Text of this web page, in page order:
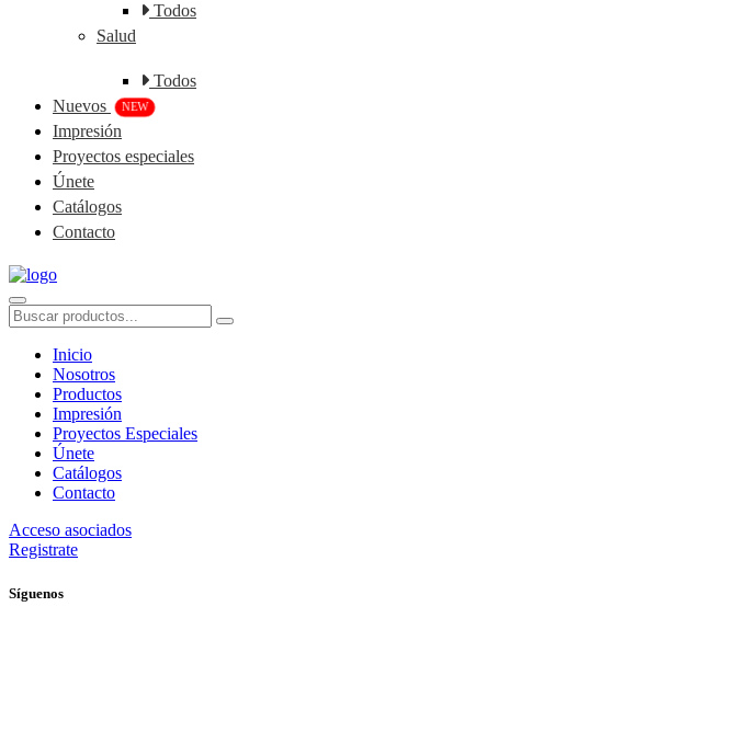
Todos
Salud
Todos
Nuevos
NEW
Impresión
Proyectos especiales
Únete
Catálogos
Contacto
Inicio
Nosotros
Productos
Impresión
Proyectos Especiales
Únete
Catálogos
Contacto
Acceso asociados
Registrate
Síguenos